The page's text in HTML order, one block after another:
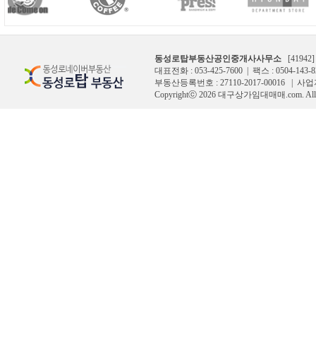
동성로탑부동산공인중개사사무소
대표전화 : 053-425-7600 | 팩스 : 0504-143-
부동산등록번호 : 27110-2017-00016 | 사
Copyrightⓒ 2026 대구상가임대매매.com. All